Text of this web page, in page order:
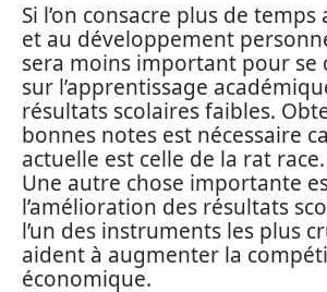
Si l’on consacre plus de
et au développement
sera moins important pour se
sur l’apprentissage
résultats scolaires faibles.
bonnes notes est nécessaire
actuelle est celle de la rat race.
Une autre chose importante
l’amélioration des résultats
l’un des instruments les plus
aident à augmenter la
économique.